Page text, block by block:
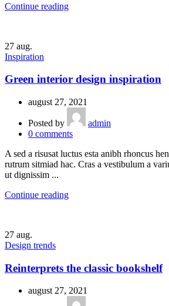
Continue reading
27 aug.
Inspiration
Green interior design inspiration
august 27, 2021
Posted by
admin
0 comments
A sed a risusat luctus esta anibh rhoncus
rutrum sitmiad hac. Cras a vestibulum a
ut dignissim ...
Continue reading
27 aug.
Design trends
Reinterprets the classic bookshelf
august 27, 2021